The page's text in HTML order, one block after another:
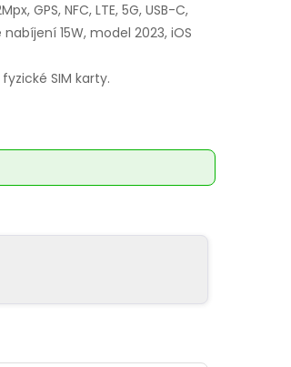
GPS, NFC, LTE, 5G, USB-C,
15W, model 2023, iOS
SIM karty.